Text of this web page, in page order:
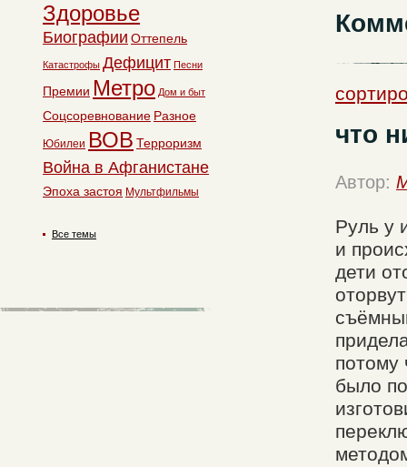
что
Автор:
Руль у
и
дети
потому
было
Здоровье
Биографии Оттепель
Катастрофы Дефицит Песни
Премии Метро Дом и быт
Соцсоревнование Разное
Юбилеи ВОВ Терроризм
Война в Афганистане
Эпоха застоя Мультфильмы
Все темы